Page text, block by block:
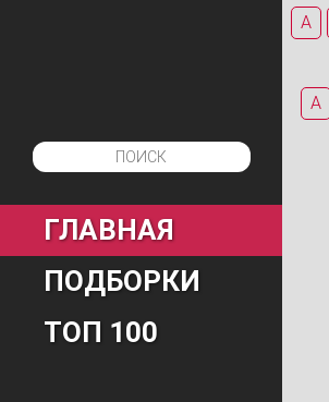
ГЛАВНАЯ
ПОДБОРКИ
ТОП 100
А
A